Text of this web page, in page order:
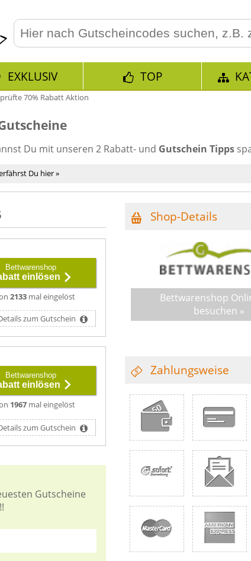
EXKLUSIV TOP
70% Rabatt Aktion
Du mit unseren 2 Rabatt- und Gutschein Tipps
Du hier »
Bettwarenshop
einlösen
2133mal eingelöst
zum Gutschein
Bettwarenshop
einlösen
1967mal eingelöst
zum Gutschein
Gutscheine
Shop-Details
Bettwarenshop
besuchen »
Zahlungsweise